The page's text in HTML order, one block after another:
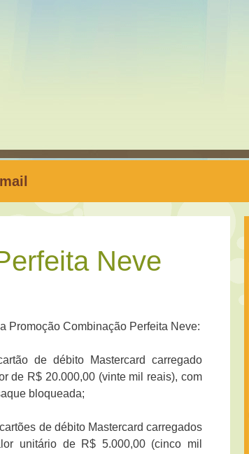
Neve
Promoção Combinação Perfeita Neve:
de débito Mastercard carregado
de R$ 20.000,00 (vinte mil reais), com
bloqueada;
de débito Mastercard carregados
unitário de R$ 5.000,00 (cinco mil